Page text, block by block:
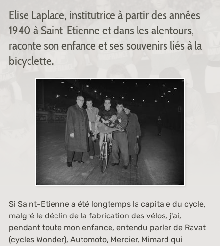
Elise Laplace, institutrice à partir des années
1940 à Saint-Etienne et dans les alentours,
raconte son enfance et ses souvenirs liés à la
bicyclette.
Si Saint-Etienne a été longtemps la capitale du cycle,
malgré le déclin de la fabrication des vélos, j'ai,
pendant toute mon enfance, entendu parler de Ravat
(cycles Wonder), Automoto, Mercier, Mimard qui